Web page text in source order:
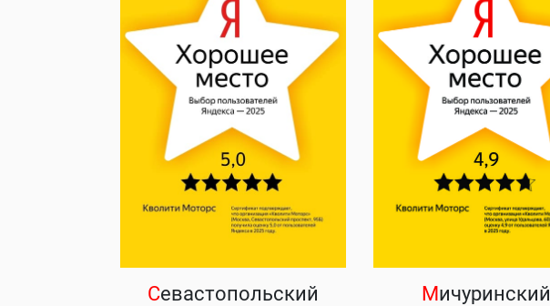
Севастопольский Мичуринский